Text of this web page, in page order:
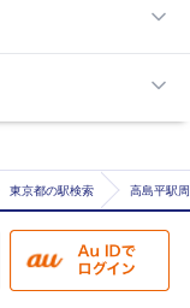
東京都の駅検索 高島平駅